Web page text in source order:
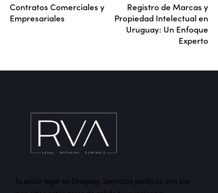
Contratos Comerciales y
Empresariales
Registro de Marcas y
Propiedad Intelectual en
Uruguay: Un Enfoque
Experto
Tu socio legal en Uruguay. Servicios jurídicos con los